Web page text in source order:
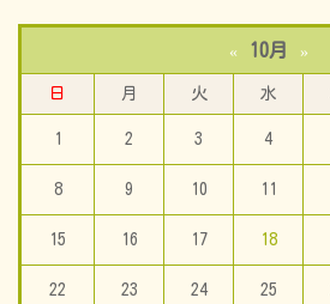
« 10月 »
日 月 火 水
1 2 3 4
8 9 10 11
15 16 17 18
22 23 24 25